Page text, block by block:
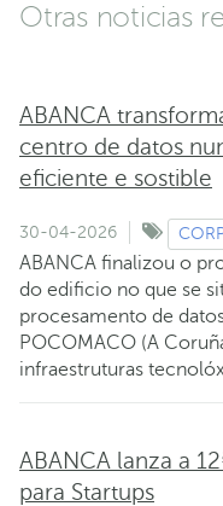
Otras noticias
ABANCA
centro de datos
eficiente e sostible
30-04-2026
ABANCA finalizou o
do edificio no que se
procesamento de
POCOMACO (A
infraestruturas
ABANCA lanza a
para Startups